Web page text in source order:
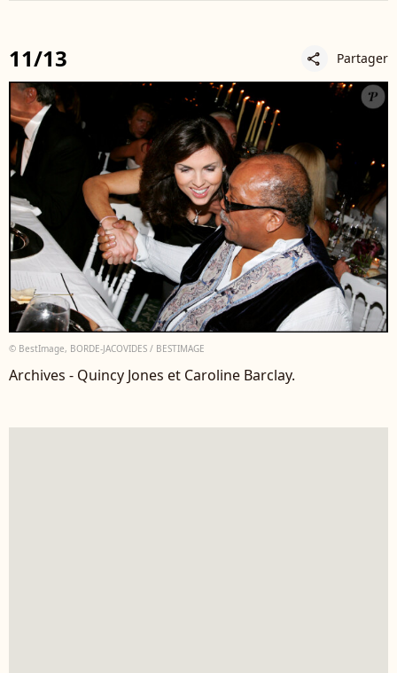
11/13 share Partager
© BestImage, BORDE-JACOVIDES / BESTIMAGE
Archives - Quincy Jones et Caroline Barclay.